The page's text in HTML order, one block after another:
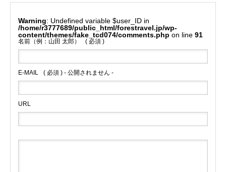
Warning
: Undefined variable $user_ID in
/home/r3777689/public_html/forestravel.jp/wp-
content/themes/fake_tcd074/comments.phpon line 91
名前（例：山田 太郎） ( 必須 )
E-MAIL ( 必須 ) - 公開されません -
URL